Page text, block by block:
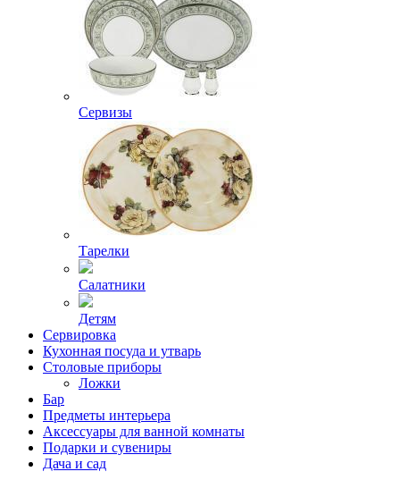
Сервизы
Тарелки
Салатники
Детям
Сервировка
Кухонная посуда и утварь
Столовые приборы
Ложки
Бар
Предметы интерьера
Аксессуары для ванной комнаты
Подарки и сувениры
Дача и сад